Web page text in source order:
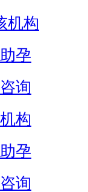
机构
孕
询
构
孕
询